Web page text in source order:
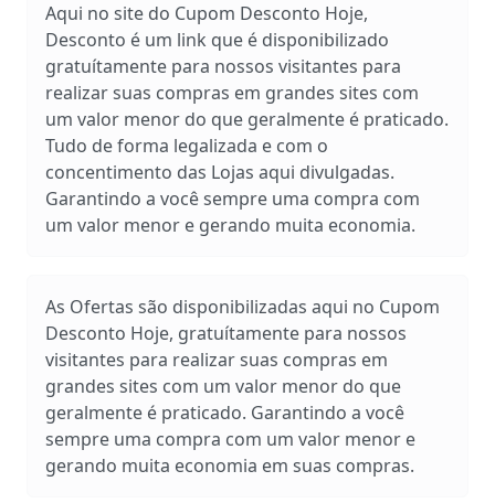
Aqui no site do Cupom Desconto Hoje,
Desconto é um link que é disponibilizado
gratuítamente para nossos visitantes para
realizar suas compras em grandes sites com
um valor menor do que geralmente é praticado.
Tudo de forma legalizada e com o
concentimento das Lojas aqui divulgadas.
Garantindo a você sempre uma compra com
um valor menor e gerando muita economia.
As Ofertas são disponibilizadas aqui no Cupom
Desconto Hoje, gratuítamente para nossos
visitantes para realizar suas compras em
grandes sites com um valor menor do que
geralmente é praticado. Garantindo a você
sempre uma compra com um valor menor e
gerando muita economia em suas compras.